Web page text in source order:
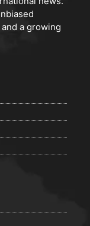
a growing